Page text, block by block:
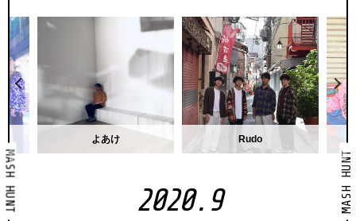
MASH HUNT MASH HUNT
よあけ Rudo
2020.9